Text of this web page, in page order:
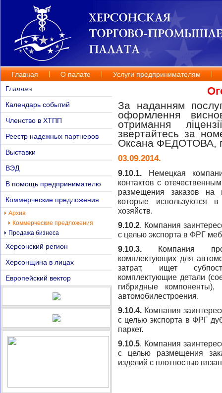
Главная О палате
Услуги предпринимателям
Контакты
Главная
Календарь событий
Членство в ХТПП
Реестр надежных партнеров
Выставки
ВЭД
В помощь предпринимателю
Коммерческие предложения
Архив
Коммерческие предложения
Продажа бизнеса
Херсонский регион
Херсонщина в лицах
Европейский вектор
За наданням
оформлення
отримання
звертайтесь за
Оксана ФЕДОТОВА,
03.09.2014.
9.10.1. Немецкая
контактов с
размещения заказов на
которые используются
хозяйств.
9.10.2. Компания
с целью экспорта в ФРГ
9.10.3. Компания
комплектующих для
затрат, ищет
комплектующие детали
гибридные компоненты),
автомобилестроения.
9.10.4. Компания
с целью экспорта в ФРГ
паркет.
9.10.5. Компания
с целью размещения
изделий с плотностью